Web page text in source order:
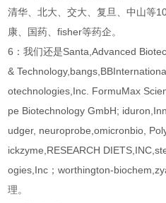
清华、北大、交大、复旦、中山等
康、国药、fisher等药企。
6：我们还是Santa,Advanced
&
otechnologies,Inc. FormuMax
pe Biotechnology GmbH;
udger, neuroprobe,omicronbio,
ickzyme,RESEARCH
ogies,Inc；worthington-
理。